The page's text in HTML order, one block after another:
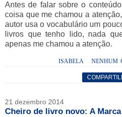
Antes de falar sobre o
coisa que me chamou a
autor usa o vocabulário um
livros que tenho lido, nada
apenas me chamou a atenção.
ISABELA NENHUM
21 dezembro 2014
Cheiro de livro novo: A